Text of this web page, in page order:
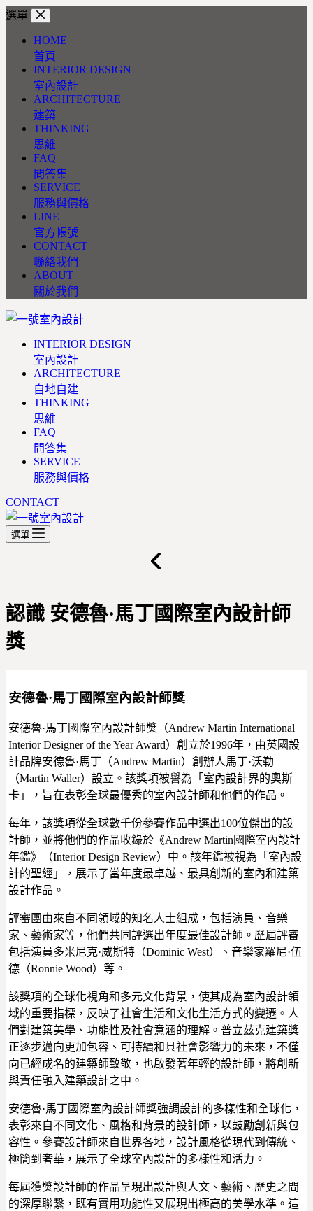
跳
選單
HOME
首頁
INTERIOR DESIGN
室內設計
ARCHITECTURE
建築
THINKING
思維
FAQ
問答集
SERVICE
服務與價格
LINE
官方帳號
CONTACT
聯絡我們
ABOUT
關於我們
INTERIOR DESIGN
室內設計
ARCHITECTURE
自地自建
THINKING
思維
FAQ
問答集
SERVICE
服務與價格
CONTACT
選單
認識 安德魯·馬丁國際室內設計師
獎
安德魯·馬丁國際室內設計師獎
安德魯·馬丁國際室內設計師獎（Andrew Martin International
Interior Designer of the Year Award）創立於1996年，由英國設
計品牌安德魯·馬丁（Andrew Martin）創辦人馬丁·沃勒
（Martin Waller）設立。該獎項被譽為「室內設計界的奧斯
卡」，旨在表彰全球最優秀的室內設計師和他們的作品。
每年，該獎項從全球數千份參賽作品中選出100位傑出的設
計師，並將他們的作品收錄於《Andrew Martin國際室內設計
年鑑》（Interior Design Review）中。該年鑑被視為「室內設
計的聖經」，展示了當年度最卓越、最具創新的室內和建築
設計作品。
評審團由來自不同領域的知名人士組成，包括演員、音樂
家、藝術家等，他們共同評選出年度最佳設計師。歷屆評審
包括演員多米尼克·威斯特（Dominic West）、音樂家羅尼·伍
德（Ronnie Wood）等。
該獎項的全球化視角和多元文化背景，使其成為室內設計領
域的重要指標，反映了社會生活和文化生活方式的變遷。人
們對建築美學、功能性及社會意涵的理解。普立茲克建築獎
正逐步邁向更加包容、可持續和具社會影響力的未來，不僅
向已經成名的建築師致敬，也啟發著年輕的設計師，將創新
與責任融入建築設計之中。
安德魯·馬丁國際室內設計師獎強調設計的多樣性和全球化，
表彰來自不同文化、風格和背景的設計師，以鼓勵創新與包
容性。參賽設計師來自世界各地，設計風格從現代到傳統、
極簡到奢華，展示了全球室內設計的多樣性和活力。
每屆獲獎設計師的作品呈現出設計與人文、藝術、歷史之間
的深厚聯繫，既有實用功能性又展現出極高的美學水準。這